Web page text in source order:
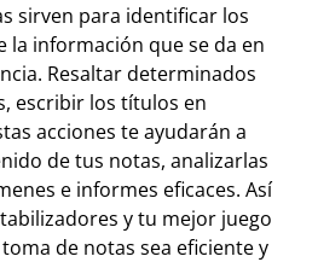
sirven para identificar los
información que se da en
Resaltar determinados
escribir los títulos en
acciones te ayudarán a
de tus notas, analizarlas
e informes eficaces. Así
y tu mejor juego
de notas sea eficiente y